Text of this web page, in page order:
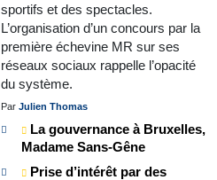
sportifs et des spectacles.
L’organisation d’un concours par la
première échevine MR sur ses
réseaux sociaux rappelle l’opacité
du système.
Par Julien Thomas
La gouvernance à Bruxelles,
Madame Sans-Gêne
Prise d’intérêt par des